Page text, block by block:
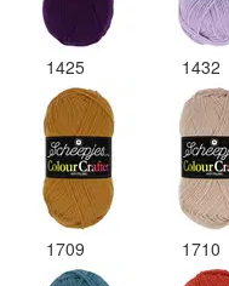
1425 1432
1709 1710